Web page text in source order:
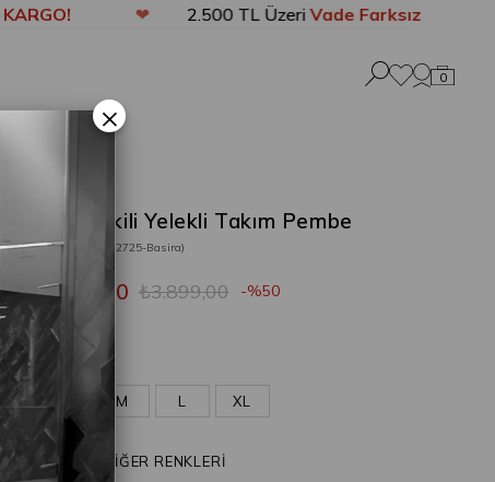
❤ 2.500 TL Üzeri Vade Farksız 3 Taksit
0
Basira İkili Yelekli Takım Pembe
Stok Kodu (202725-Basira)
₺3.899,00
₺1.949,50 50
Pembe
M L XL
ÜRÜNÜN DİĞER RENKLERİ
×